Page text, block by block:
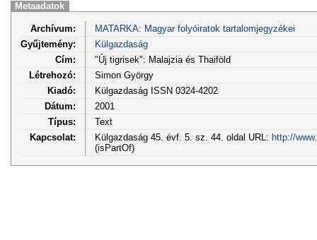
Metaadatok
Archívum:
MATARKA: Magyar folyóiratok tartalomjegyzékei
Gyűjtemény:
Külgazdaság
Cím:
"Új tigrisek": Malajzia és Thaiföld
Létrehozó:
Simon György
Kiadó:
Külgazdaság ISSN 0324-4202
Dátum:
2001
Típus:
Text
Kapcsolat:
Külgazdaság 45. évf. 5. sz. 44. oldal URL: http://
(isPartOf)